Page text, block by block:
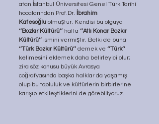
atan İstanbul Üniversitesi Genel Türk Tarihi
hocalarından Prof.Dr.
İbrahim
Kafesoğlu olmuştur. Kendisi bu olguya
‘’Bozkır Kültürü’’ hatta ‘’Atlı Konar Bozkır
Kültürü’’ ismini vermiştir. Belki de buna
‘’Türk Bozkır Kültürü’’ demek ve ‘’Türk’’
kelimesini eklemek daha belirleyici olur;
zira söz konusu büyük Avrasya
coğrafyasında başka halklar da yaşamış
olup bu topluluk ve kültürlerin birbirlerine
karışıp etkileştiklerini de görebiliyoruz.